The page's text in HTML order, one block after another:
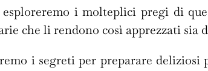
i molteplici pregi di
che li rendono così apprezzati sia
i segreti per preparare